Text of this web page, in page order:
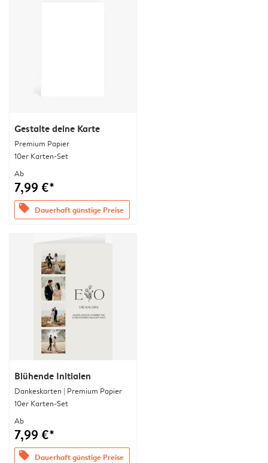
Gestalte deine Karte
Premium Papier
10er Karten-Set
Ab
7,99 €*
offers Dauerhaft günstige Preise
Blühende Initialen
Dankeskarten | Premium Papier
10er Karten-Set
Ab
7,99 €*
offers Dauerhaft günstige Preise